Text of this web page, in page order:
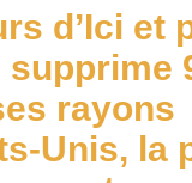
d’Ici et
supprime
rayons
Unis, la